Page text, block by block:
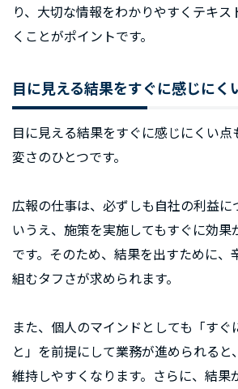
り、大切な情報をわかりやすくテキ
くことがポイントです。
目に見える結果をすぐに感じにく
目に見える結果をすぐに感じにくい
変さのひとつです。
広報の仕事は、必ずしも自社の利益に
いうえ、施策を実施してもすぐに効果
です。そのため、結果を出すために、
組むタフさが求められます。
また、個人のマインドとしても「すぐ
と」を前提にして業務が進められると
維持しやすくなります。さらに、結果